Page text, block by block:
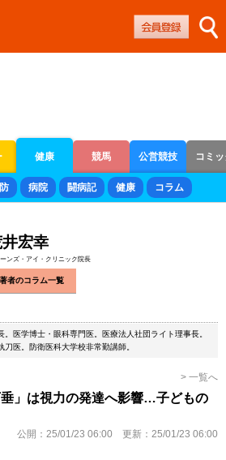
健康 競馬 公営競技 コミ
トレース
病院 闘病記 健康 コラム
宏幸
ンズ・アイ・クリニック院長
著者のコラム一覧
医学博士・眼科専門医。医療法人社団ライト理事長。
医。防衛医科大学校非常勤講師。
> 一覧へ
」は視力の発達へ影響…子どもの
公開： 25/01/23 06:00 更新： 25/01/23 06:00